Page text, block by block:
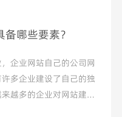
哪些要素？
企业网站自己的公司网
多企业建设了自己的独
越多的企业对网站建设
站要怎么开发才可以看